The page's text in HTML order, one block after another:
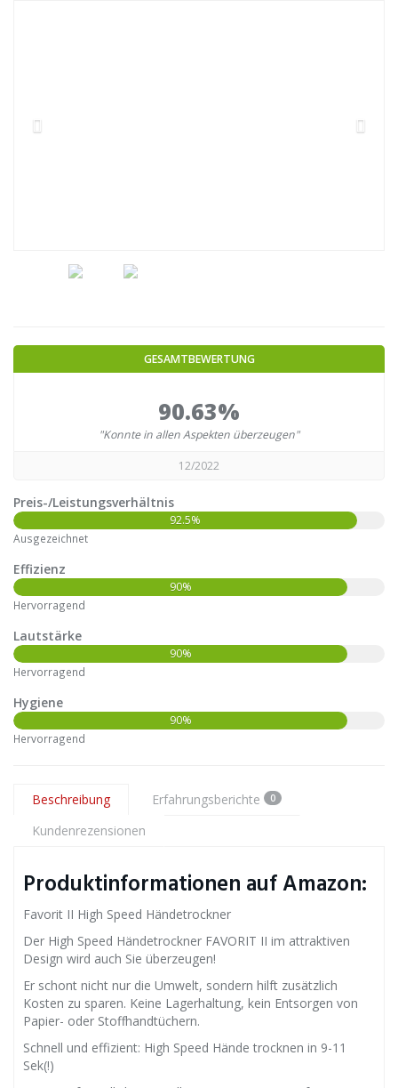
GESAMTBEWERTUNG
90.63%
"Konnte in allen Aspekten überzeugen"
12/2022
Preis-/Leistungsverhältnis
92.5%
Ausgezeichnet
Effizienz
90%
Hervorragend
Lautstärke
90%
Hervorragend
Hygiene
90%
Hervorragend
Beschreibung Erfahrungsberichte 0
Kundenrezensionen
Produktinformationen auf Amazon:
Favorit II High Speed Händetrockner
Der High Speed Händetrockner FAVORIT II im attraktiven
Design wird auch Sie überzeugen!
Er schont nicht nur die Umwelt, sondern hilft zusätzlich
Kosten zu sparen. Keine Lagerhaltung, kein Entsorgen von
Papier- oder Stoffhandtüchern.
Schnell und effizient: High Speed Hände trocknen in 9-11
Sek(!)